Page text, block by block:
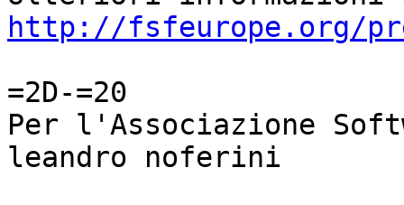
http://fsfeurope.org/
=2D-=20
Per l'Associazione
leandro noferini